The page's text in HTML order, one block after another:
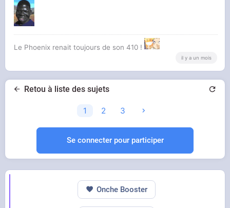
Le Phoenix renait toujours de son 410 !
il y a un mois
Retou à liste des sujets
1 2 3
Se connecter pour participer
Onche Booster